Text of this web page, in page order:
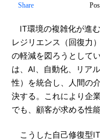
Share
IT環境の複雑化が進
レジリエンス（回復力
の軽減を図ろうとして
は、AI、自動化、リア
性）を統合し、人間の
決する。これにより企
でも、顧客が求める性
こうした自己修復型